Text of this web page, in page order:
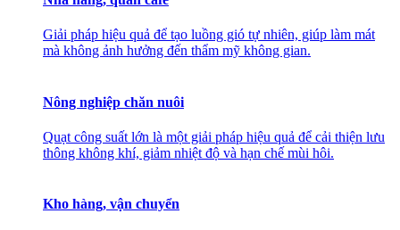
Giải pháp hiệu quả để tạo luồng gió tự nhiên, giúp làm mát
mà không ảnh hưởng đến thẩm mỹ không gian.
Nông nghiệp chăn nuôi
Quạt công suất lớn là một giải pháp hiệu quả để cải thiện lưu
thông không khí, giảm nhiệt độ và hạn chế mùi hôi.
Kho hàng, vận chuyển